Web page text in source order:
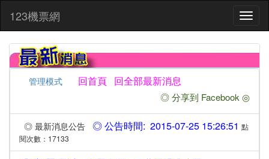
123機票網
管理模式 回首頁 回全部最新消息
◎ 分享到 Facebook ◎
◎ 最新消息公告 ◎ 公告時間: 2015-07-25 15:26:51 點
閱次數：17133